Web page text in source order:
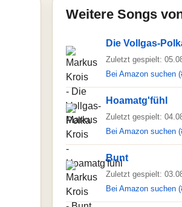
Weitere Songs
Die Vollgas-
Zuletzt gespielt:
Bei Amazon suchen
Hoamatg'fühl
Zuletzt gespielt:
Bei Amazon suchen
Bunt
Zuletzt gespielt:
Bei Amazon suchen